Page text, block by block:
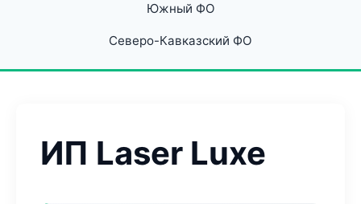
Южный ФО
Северо-Кавказский ФО
ИП Laser Luxe